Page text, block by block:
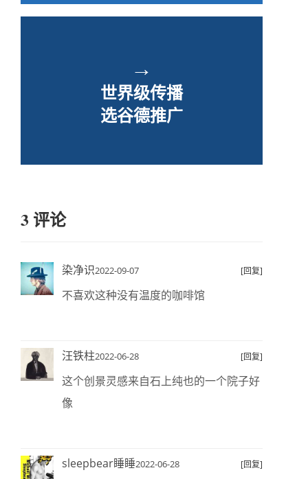
→
世界级传播
选谷德推广
3 评论
染净识2022-09-07 [回复]
不喜欢这种没有温度的咖啡馆
汪铁柱2022-06-28 [回复]
这个创景灵感来自石上纯也的一个院子好
像
sleepbear睡睡2022-06-28 [回复]